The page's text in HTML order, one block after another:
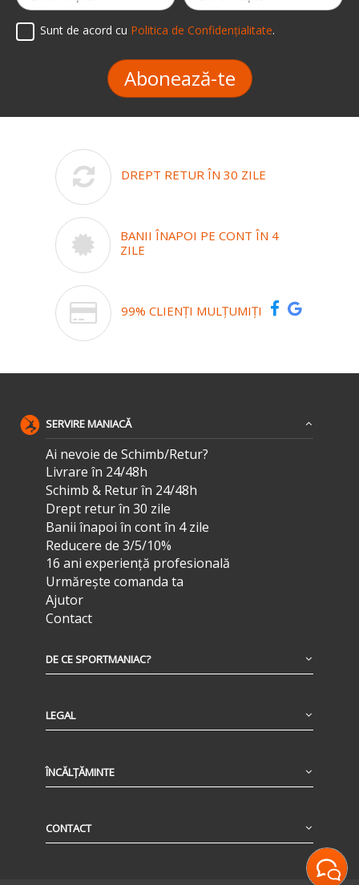
Sunt de acord cu Politica de Confidențialitate.
Abonează-te
DREPT RETUR ÎN 30 ZILE
BANII ÎNAPOI PE CONT ÎN 4
ZILE
99% CLIENȚI MULȚUMIȚI
SERVIRE MANIACĂ
Ai nevoie de Schimb/Retur?
Livrare în 24/48h
Schimb & Retur în 24/48h
Drept retur în 30 zile
Banii înapoi în cont în 4 zile
Reducere de 3/5/10%
16 ani experiență profesională
Urmărește comanda ta
Ajutor
Contact
DE CE SPORTMANIAC?
LEGAL
ÎNCĂLȚĂMINTE
CONTACT